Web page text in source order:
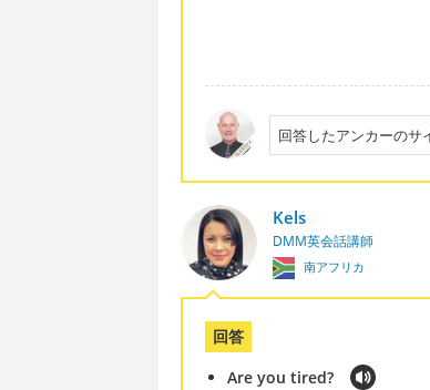
回答したアンカーのサ
Kels
DMM英会話講師
南アフリカ
回答
Are you tired?